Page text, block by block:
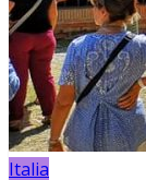
Italia